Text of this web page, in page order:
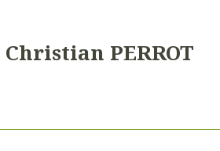
Christian PERROT